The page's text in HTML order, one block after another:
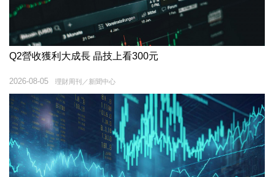
Q2營收獲利大成長 晶技上看300元
理財周刊／新聞中心
2026-08-05